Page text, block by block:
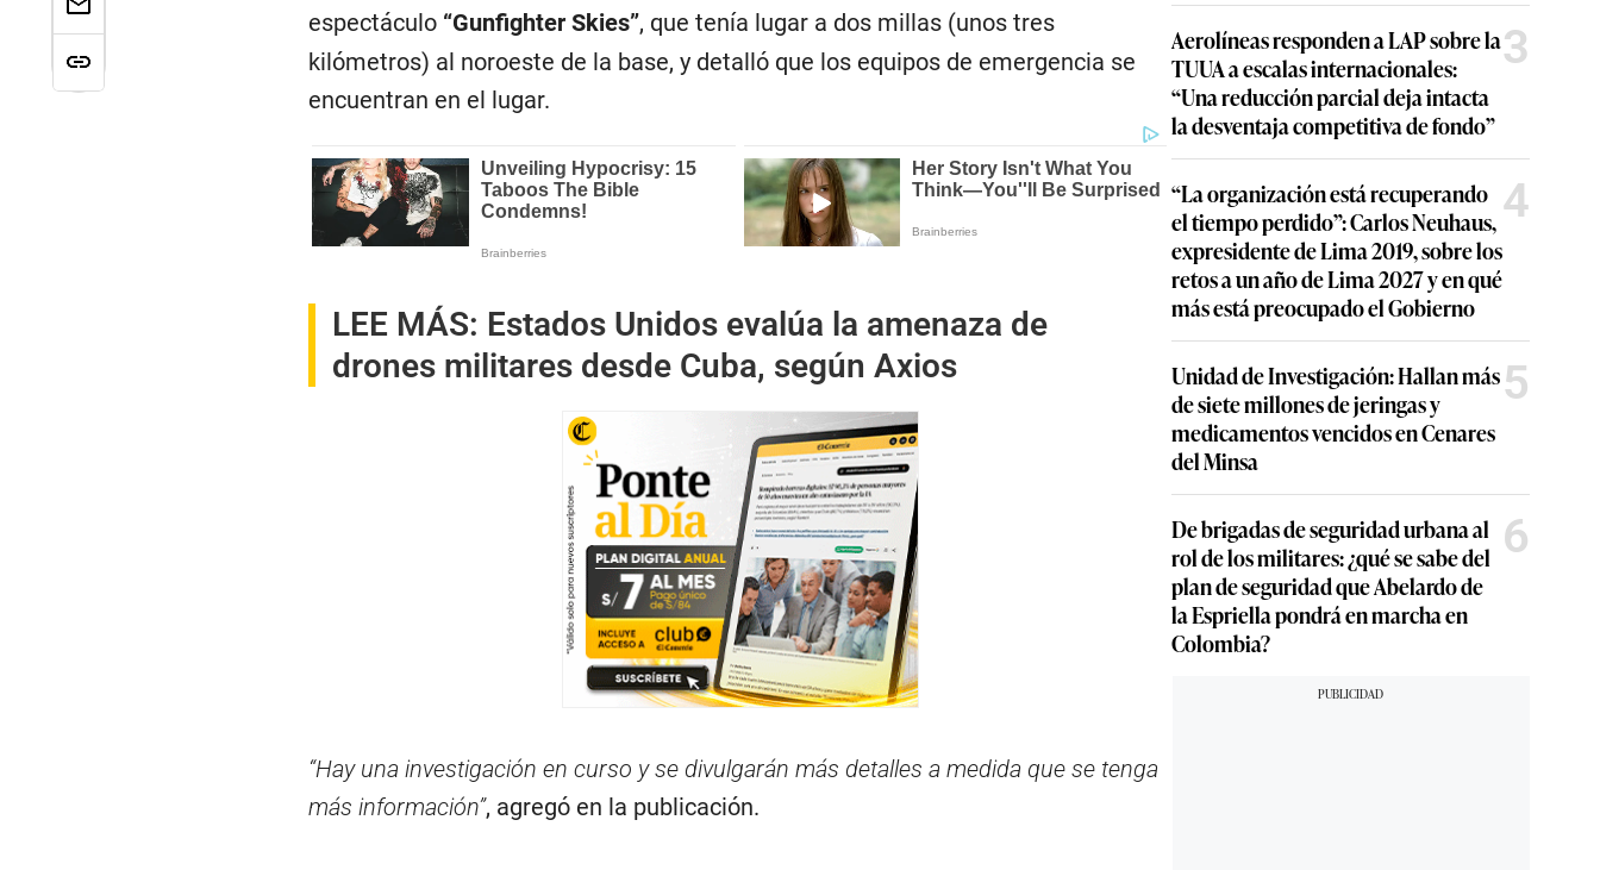
espectáculo “Gunfighter Skies”, que tenía lugar a dos millas (unos tres
kilómetros) al noroeste de la base, y detalló que los equipos de emergencia se
encuentran en el lugar.
LEE MÁS: Estados Unidos evalúa la amenaza de
drones militares desde Cuba, según Axios
“Hay una investigación en curso y se divulgarán más detalles a medida que se tenga
más información”, agregó en la publicación.
Aerolíneas responden a LAP sobre la
TUUA a escalas internacionales:
“Una reducción parcial deja intacta
la desventaja competitiva de fondo”
3
“La organización está recuperando
el tiempo perdido”: Carlos Neuhaus,
expresidente de Lima 2019, sobre los
retos a un año de Lima 2027 y en qué
más está preocupado el Gobierno
4
Unidad de Investigación: Hallan más
de siete millones de jeringas y
medicamentos vencidos en Cenares
del Minsa
5
De brigadas de seguridad urbana al
rol de los militares: ¿qué se sabe del
plan de seguridad que Abelardo de
la Espriella pondrá en marcha en
Colombia?
6